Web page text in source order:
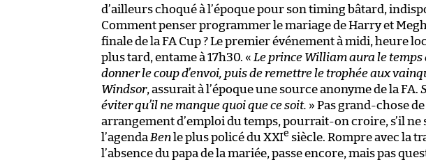
d’ailleurs choqué à l’époque pour son timing bâtard,
Comment penser programmer le mariage de Harry et
finale de la FA Cup ? Le premier événement à midi, heure
plus tard, entame à 17h30. « Le prince William aura le temps
donner le coup d’envoi, puis de remettre le trophée aux
Windsor, assurait à l’époque une source anonyme de la FA.
éviter qu’il ne manque quoi que ce soit. » Pas grand-chose
arrangement d’emploi du temps, pourrait-on croire, s’il ne
l’agenda Ben le plus policé du XXIe siècle. Rompre avec la
l’absence du papa de la mariée, passe encore, mais pas